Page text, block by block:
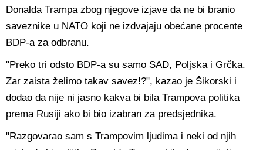
Donalda Trampa zbog njegove izjave da ne bi branio
saveznike u NATO koji ne izdvajaju obećane procente
BDP-a za odbranu.
"Preko tri odsto BDP-a su samo SAD, Poljska i Grčka.
Zar zaista želimo takav savez!?", kazao je Šikorski i
dodao da nije ni jasno kakva bi bila Trampova politika
prema Rusiji ako bi bio izabran za predsjednika.
"Razgovarao sam s Trampovim ljudima i neki od njih